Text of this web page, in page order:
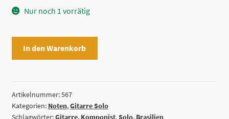
Nur noch 1 vorrätig
by
Francisco
In den Warenkorb
Artikelnummer:567
Kategorien: Noten,Gitarre Solo
Schlagwörter:Gitarre, Komponist,Solo, Brasilien